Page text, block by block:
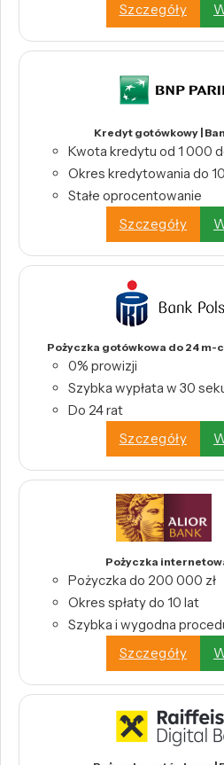
Szczegóły
Kredyt gotówkowy |
Kwota kredytu od 1 000
Okres kredytowania do
Stałe oprocentowanie
Szczegóły
Pożyczka gotówkowa do 24 m-
0% prowizji
Szybka wypłata w 30
Do 24 rat
Szczegóły
Pożyczka
Pożyczka do 200 000 zł
Okres spłaty do 10 lat
Szybka i wygodna
Szczegóły